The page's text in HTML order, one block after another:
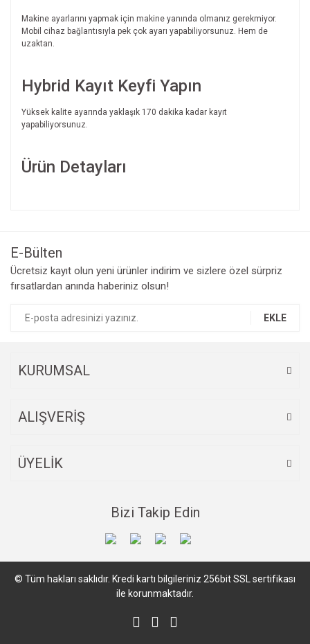
Makine ayarlarını yapmak için makine yanında olmanız gerekmiyor.
Mobil cihaz bağlantısıyla pek çok ayarı yapabiliyorsunuz. Hem de
uzaktan.
Hybrid Kayıt Keyfi Yapın
Yüksek kalite ayarında yaklaşık 170 dakika kadar kayıt
yapabiliyorsunuz.
Ürün Detayları
Ürün resmi kalitesiz, bozuk veya görüntülenemiyor.
Ürün açıklamasında eksik bilgiler bulunuyor.
E-Bülten
Ücretsiz kayıt olun yeni ürünler indirim ve sizlere özel sürpriz
fırsatlardan anında haberiniz olsun!
EKLE
KURUMSAL
ALIŞVERİŞ
ÜYELİK
Bizi Takip Edin
© Tüm hakları saklıdır. Kredi kartı bilgileriniz 256bit SSL sertifikası
ile korunmaktadır.